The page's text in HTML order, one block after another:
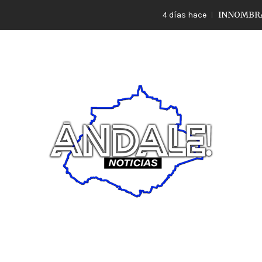
4 días hace INNOMBRABLE LO